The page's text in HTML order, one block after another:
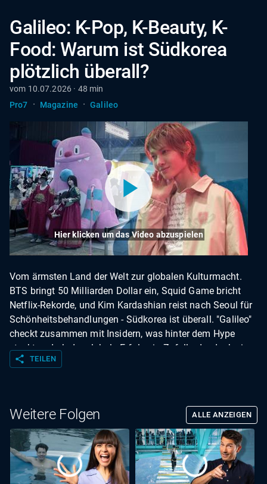
Galileo: K-Pop, K-Beauty, K-
Food: Warum ist Südkorea
plötzlich überall?
vom 10.07.2026 · 48 min
Pro7
· Magazine · Galileo
Hier klicken um das Video abzuspielen
Vom ärmsten Land der Welt zur globalen Kulturmacht.
BTS bringt 50 Milliarden Dollar ein, Squid Game bricht
Netflix-Rekorde, und Kim Kardashian reist nach Seoul für
Schönheitsbehandlungen - Südkorea ist überall. "Galileo"
checkt zusammen mit Insidern, was hinter dem Hype
steckt und ob der globale Erfolg ein Zufall oder doch eine
jahrelang geplante Strategie ist.
share TEILEN
Weitere Folgen ALLE ANZEIGEN